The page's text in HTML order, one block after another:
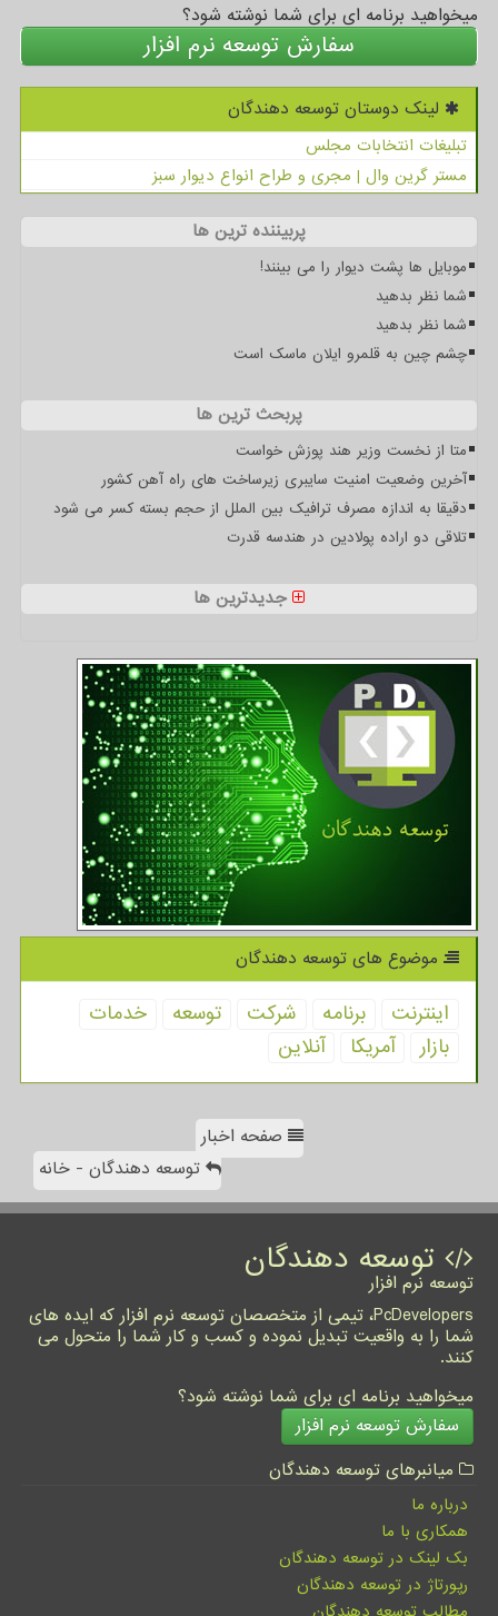
میخواهید برنامه ای برای شما نوشته شود؟
سفارش توسعه نرم افزار
لینک دوستان توسعه دهندگان
تبلیغات انتخابات مجلس
مستر گرین وال | مجری و طراح انواع دیوار سبز
پربیننده ترین ها
موبایل ها پشت دیوار را می بینند!
شما نظر بدهید
شما نظر بدهید
چشم چین به قلمرو ایلان ماسک است
پربحث ترین ها
متا از نخست وزیر هند پوزش خواست
آخرین وضعیت امنیت سایبری زیرساخت های راه آهن کشور
دقیقا به اندازه مصرف ترافیک بین الملل از حجم بسته کسر می شود
تلاقی دو اراده پولادین در هندسه قدرت
جدیدترین ها
موضوع های توسعه دهندگان
اینترنت برنامه شركت توسعه
خدمات
بازار
آمریكا آنلاین
صفحه اخبار
توسعه دهندگان - خانه
توسعه دهندگان
توسعه نرم افزار
PcDevelopers، تیمی از متخصصان توسعه نرم افزار که ایده های
شما را به واقعیت تبدیل نموده و کسب و کار شما را متحول می
کنند.
میخواهید برنامه ای برای شما نوشته شود؟
سفارش توسعه نرم افزار
میانبرهای توسعه دهندگان
درباره ما
همکاری با ما
بک لینک در توسعه دهندگان
رپورتاژ در توسعه دهندگان
مطالب توسعه دهندگان